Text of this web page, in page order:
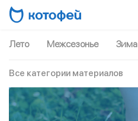
Лето Межсезонье Зима
Все категории материалов